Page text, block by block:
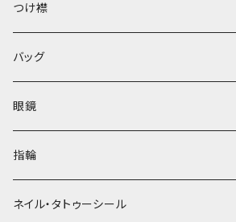
ベレー帽
つけ襟
バッグ
眼鏡
指輪
ネイル・タトゥーシール